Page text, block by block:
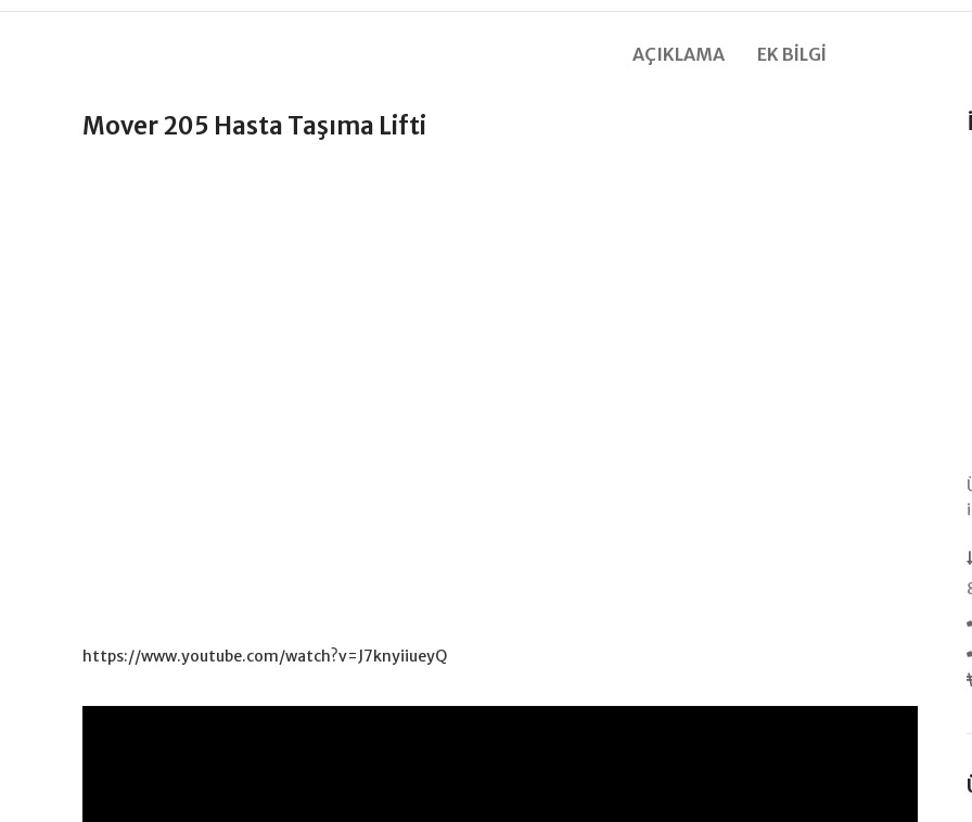
AÇIKLAMA EK BILGI
Mover 205 Hasta Taşıma Lifti
https://www.youtube.com/watch?v=J7knyiiueyQ